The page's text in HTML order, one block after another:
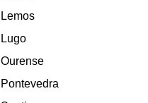
Lemos
Lugo
Ourense
Pontevedra